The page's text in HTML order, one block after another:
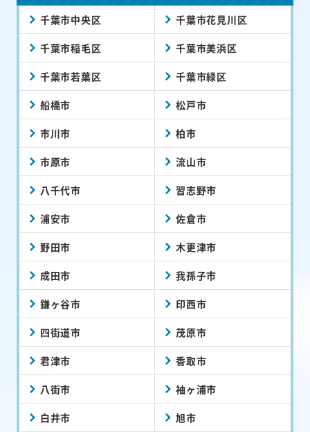
千葉市中央区 千葉市花見川区
千葉市稲毛区 千葉市美浜区
千葉市若葉区 千葉市緑区
船橋市 松戸市
市川市 柏市
市原市 流山市
八千代市 習志野市
浦安市 佐倉市
野田市 木更津市
成田市 我孫子市
鎌ヶ谷市 印西市
四街道市 茂原市
君津市 香取市
八街市 袖ヶ浦市
白井市 旭市